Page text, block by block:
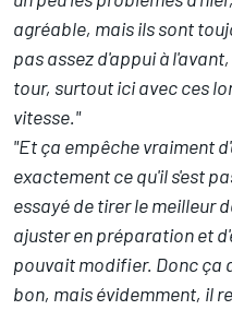
agréable, mais ils sont
pas assez d'appui à
tour, surtout ici avec ces
vitesse."
"Et ça empêche vraiment
exactement ce qu'il s'est
essayé de tirer le meilleur
ajuster en préparation et
pouvait modifier. Donc ça
bon, mais évidemment, il